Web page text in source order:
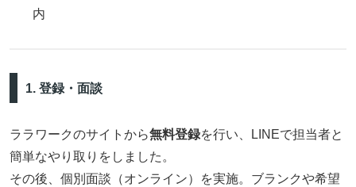
内
1. 登録・面談
ララワークのサイトから無料登録を行い、LINEで担当者と
簡単なやり取りをしました。
その後、個別面談（オンライン）を実施。ブランクや希望